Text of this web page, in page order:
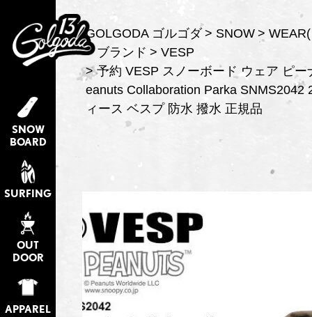
SNOW
BOARD
SURFING
OUT
DOOR
APPAREL
GOLGODA ゴルゴダ SNOW
ブランド
VESP
予約 VESP スノーボード ウェア ピ
eanuts Collaboration Parka SNMS2042
ィース ベスプ 防水 撥水 正規品